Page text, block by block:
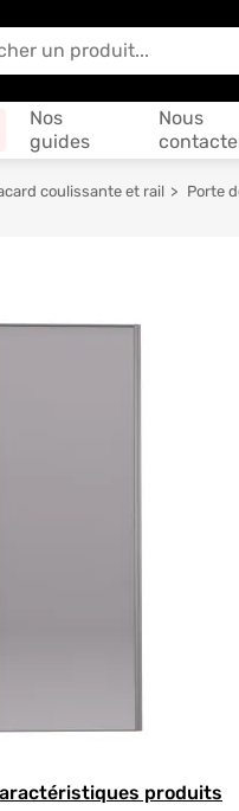
je vous aider ?
Nos
guides
Nous
coulissante et rail Porte
produits